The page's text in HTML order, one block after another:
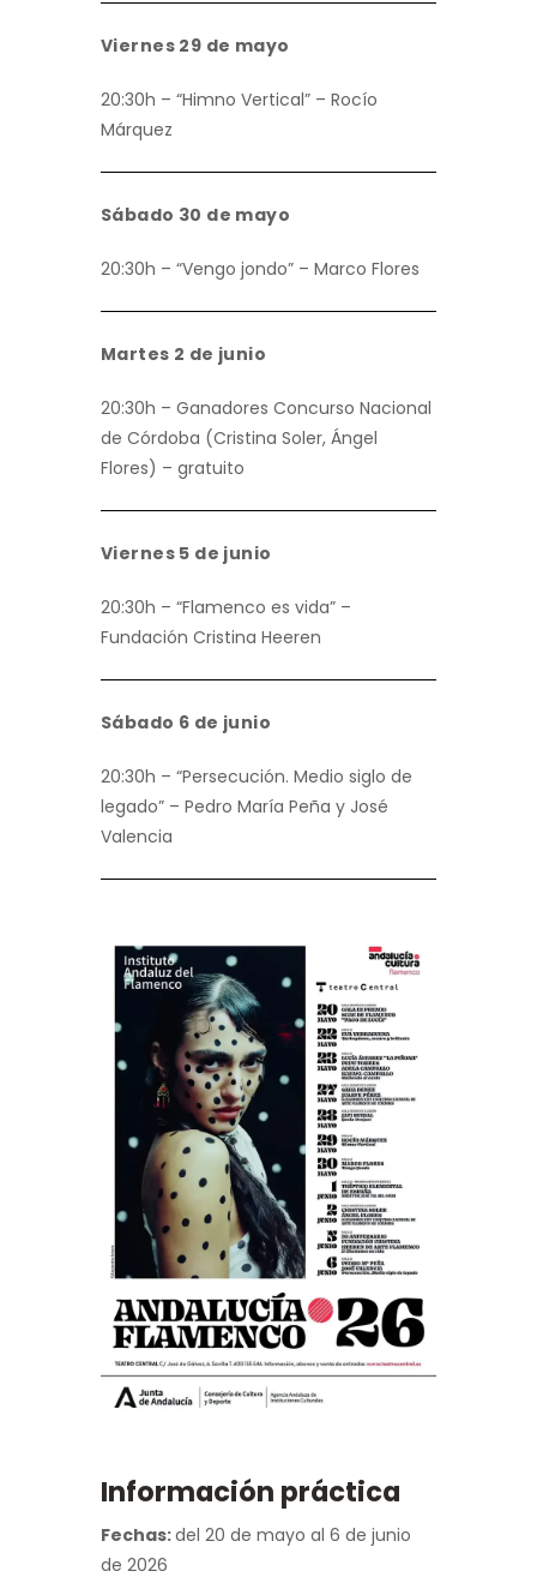
Viernes 29 de mayo
20:30h – “Himno Vertical” – Rocío
Márquez
Sábado 30 de mayo
20:30h – “Vengo jondo” – Marco Flores
Martes 2 de junio
20:30h – Ganadores Concurso Nacional
de Córdoba (Cristina Soler, Ángel
Flores) – gratuito
Viernes 5 de junio
20:30h – “Flamenco es vida” –
Fundación Cristina Heeren
Sábado 6 de junio
20:30h – “Persecución. Medio siglo de
legado” – Pedro María Peña y José
Valencia
Información práctica
Fechas:del 20 de mayo al 6 de junio
de 2026